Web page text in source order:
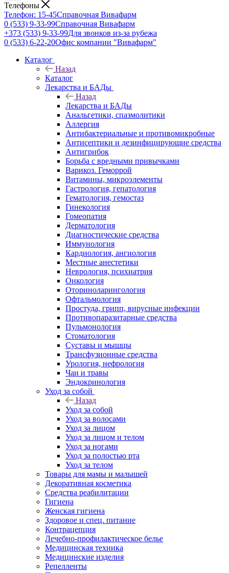
Телефоны
Телефон: 15-45Справочная Вивафарм
0 (533) 9-33-99Справочная Вивафарм
+373 (533) 9-33-99Для звонков из-за рубежа
0 (533) 6-22-20Офис компании "Вивафарм"
Каталог
Назад
Каталог
Лекарства и БАДы
Назад
Лекарства и БАДы
Анальгетики, спазмолитики
Аллергия
Антибактериальные и противомикробные
Антисептики и дезинфицирующие средства
Антигрибок
Борьба с вредными привычками
Варикоз. Геморрой
Витамины, микроэлементы
Гастрология, гепатология
Гематология, гемостаз
Гинекология
Гомеопатия
Дерматология
Диагностические средства
Иммунология
Кардиология, ангиология
Местные анестетики
Неврология, психиатрия
Онкология
Оториноларингология
Офтальмология
Простуда, грипп, вирусные инфекции
Противопаразитарные средства
Пульмонология
Стоматология
Суставы и мышцы
Трансфузионные средства
Урология, нефрология
Чаи и травы
Эндокринология
Уход за собой
Назад
Уход за собой
Уход за волосами
Уход за лицом
Уход за лицом и телом
Уход за ногами
Уход за полостью рта
Уход за телом
Товары для мамы и малышей
Декоративная косметика
Средства реабилитации
Гигиена
Женская гигиена
Здоровое и спец. питание
Контрацепция
Лечебно-профилактическое белье
Медицинская техника
Медицинские изделия
Репелленты